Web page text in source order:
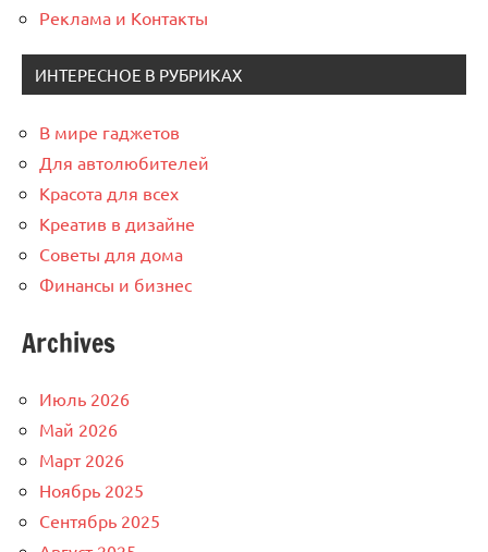
Реклама и Контакты
ИНТЕРЕСНОЕ В РУБРИКАХ
В мире гаджетов
Для автолюбителей
Красота для всех
Креатив в дизайне
Советы для дома
Финансы и бизнес
Archives
Июль 2026
Май 2026
Март 2026
Ноябрь 2025
Сентябрь 2025